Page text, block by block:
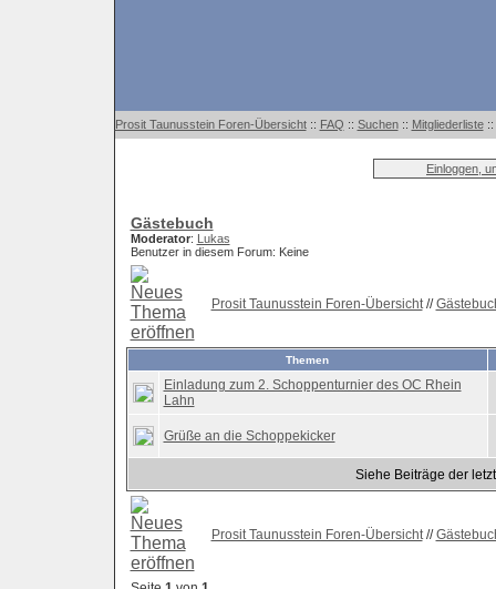
Prosit Taunusstein Foren-Übersicht:: FAQ :: Suchen:: Mitgliederliste::
Einloggen,
Gästebuch
Moderator: Lukas
Benutzer in diesem Forum: Keine
Prosit Taunusstein Foren-Übersicht//
Themen
Einladung zum 2. Schoppenturnier des OC Rhein
Lahn
Grüße an die Schoppekicker
Siehe Beiträge der
Prosit Taunusstein Foren-Übersicht//